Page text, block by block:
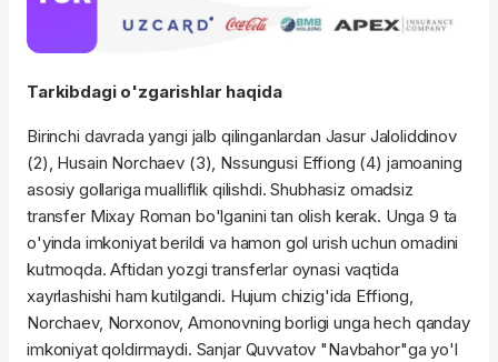
Tarkibdagi o'zgarishlar haqida
Birinchi davrada yangi jalb qilinganlardan Jasur Jaloliddinov
(2), Husain Norchaev (3), Nssungusi Effiong (4) jamoaning
asosiy gollariga mualliflik qilishdi. Shubhasiz omadsiz
transfer MixayRoman bo'lganini tan olish kerak. Unga 9 ta
o'yinda imkoniyat berildi va hamon gol urish uchun omadini
kutmoqda. Aftidan yozgi transferlar oynasi vaqtida
xayrlashishi ham kutilgandi. Hujum chizig'ida Effiong,
Norchaev, Norxonov,Amonovning borligi unga hech qanday
imkoniyat qoldirmaydi. Sanjar Quvvatov "Navbahor"ga yo'l